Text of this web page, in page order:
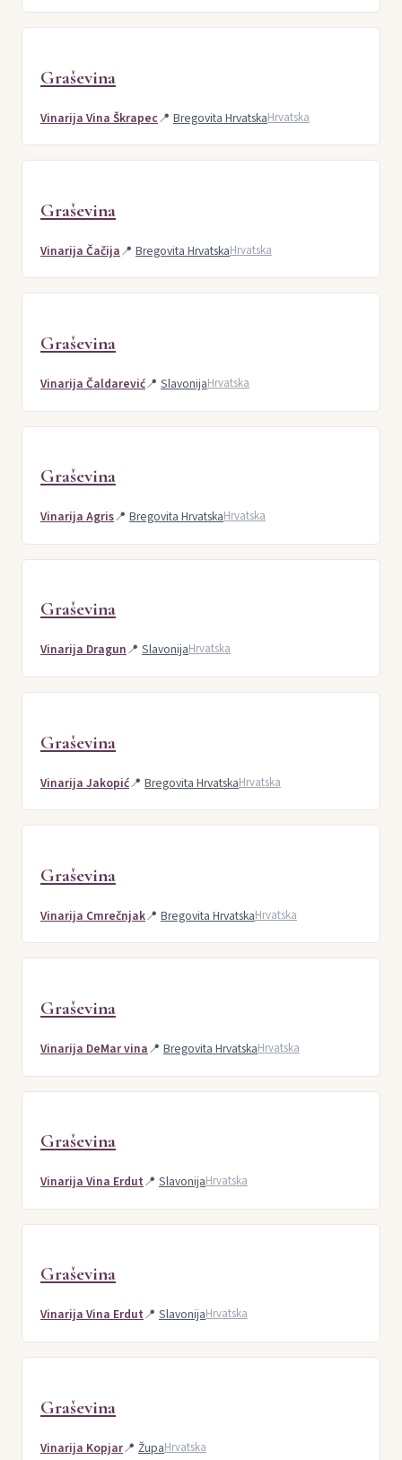
Graševina
Vinarija Vina Škrapec📍 Bregovita HrvatskaHrvatska
Graševina
Vinarija Čačija📍 Bregovita HrvatskaHrvatska
Graševina
Vinarija Čaldarević📍 SlavonijaHrvatska
Graševina
Vinarija Agris📍 Bregovita HrvatskaHrvatska
Graševina
Vinarija Dragun📍 SlavonijaHrvatska
Graševina
Vinarija Jakopić📍 Bregovita HrvatskaHrvatska
Graševina
Vinarija Cmrečnjak📍 Bregovita HrvatskaHrvatska
Graševina
Vinarija DeMar vina📍 Bregovita HrvatskaHrvatska
Graševina
Vinarija Vina Erdut📍 SlavonijaHrvatska
Graševina
Vinarija Vina Erdut📍 SlavonijaHrvatska
Graševina
Vinarija Kopjar📍 ŽupaHrvatska